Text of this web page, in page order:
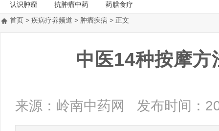
认识肿瘤 抗肿瘤中药
药膳食疗
首页 > 疾病疗养频道 > 肿瘤疾病 > 正文
中医14种按摩方
来源：岭南中药网 发布时间：